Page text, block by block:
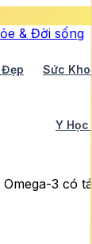
& Đời sống
Đẹp Sức
Y Học
Omega-3 có